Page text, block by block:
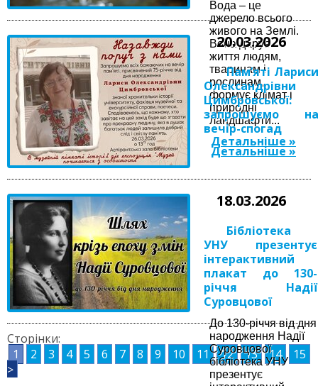
Вода – це
джерело всього
живого на Землі.
Вона дарує
життя людям,
тваринам і
рослинам,
формує клімат і
природні
ландшафти...
Детальніше »
20.03.2026
Пам’яті Лариси
Олександрівни
Цимбровської:
запрошуємо на
вечір-спогад
Детальніше »
18.03.2026
Бібліотека
УНУ презентує
інтерактивний
плакат до 130-
річчя Надії
Суровцової
До 130-річчя від дня
народження Надії
Суровцової
бібліотека УНУ
презентує
Сторінки:
1
2 3 4 5 6 7 8 9 10 11 12 13 14 15
>